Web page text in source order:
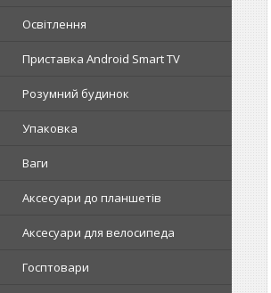
Освітлення
Приставка Android Smart TV
Розумний будинок
Упаковка
Ваги
Аксесуари до планшетів
Аксесуари для велосипеда
Госптовари